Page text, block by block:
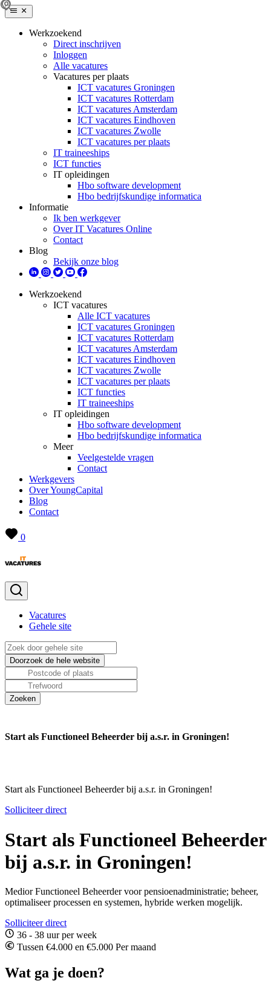
Werkzoekend
Direct inschrijven
Inloggen
Alle vacatures
Vacatures per plaats
ICT vacatures Groningen
ICT vacatures Rotterdam
ICT vacatures Amsterdam
ICT vacatures Eindhoven
ICT vacatures Zwolle
ICT vacatures per plaats
IT traineeships
ICT functies
IT opleidingen
Hbo software development
Hbo bedrijfskundige informatica
Informatie
Ik ben werkgever
Over IT Vacatures Online
Contact
Blog
Bekijk onze blog
Werkzoekend
ICT vacatures
Alle ICT vacatures
ICT vacatures Groningen
ICT vacatures Rotterdam
ICT vacatures Amsterdam
ICT vacatures Eindhoven
ICT vacatures Zwolle
ICT vacatures per plaats
ICT functies
IT traineeships
IT opleidingen
Hbo software development
Hbo bedrijfskundige informatica
Meer
Veelgestelde vragen
Contact
Werkgevers
Over YoungCapital
Blog
Contact
0
Vacatures
Gehele site
Start als Functioneel Beheerder bij a.s.r. in Groningen!
Start als Functioneel Beheerder bij a.s.r. in Groningen!
Solliciteer direct
Start als Functioneel Beheerder
bij a.s.r. in Groningen!
Medior Functioneel Beheerder voor pensioenadministratie; beheer,
optimaliseer processen en systemen, hybride werken mogelijk.
Solliciteer direct
36 - 38 uur per week
Tussen €4.000 en €5.000 Per maand
Wat ga je doen?